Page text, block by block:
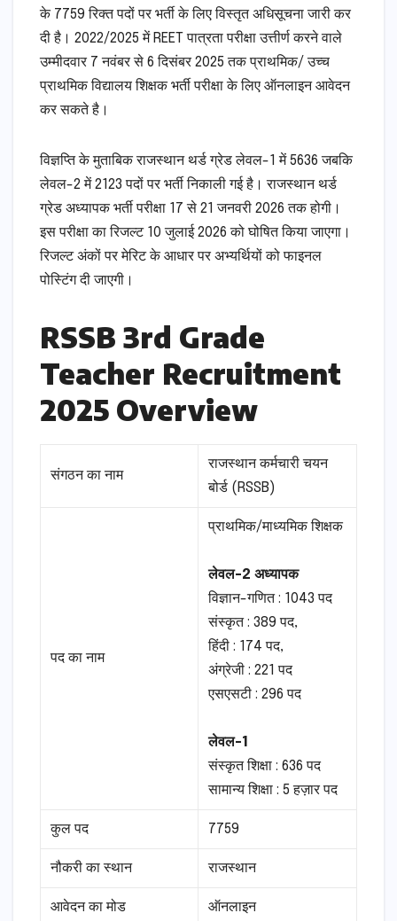
के 7759 रिक्त पदों पर भर्ती के लिए विस्तृत अधिसूचना जारी कर
दी है। 2022/2025 में REET पात्रता परीक्षा उत्तीर्ण करने वाले
उम्मीदवार 7 नवंबर से 6 दिसंबर 2025 तक प्राथमिक/ उच्च
प्राथमिक विद्यालय शिक्षक भर्ती परीक्षा के लिए ऑनलाइन आवेदन
कर सकते है।
विज्ञप्ति के मुताबिक राजस्थान थर्ड ग्रेड लेवल-1 में 5636 जबकि
लेवल-2 में 2123 पदों पर भर्ती निकाली गई है। राजस्थान थर्ड
ग्रेड अध्यापक भर्ती परीक्षा 17 से 21 जनवरी 2026 तक होगी।
इस परीक्षा का रिजल्ट 10 जुलाई 2026 को घोषित किया जाएगा।
रिजल्ट अंकों पर मेरिट के आधार पर अभ्यर्थियों को फाइनल
पोस्टिंग दी जाएगी।
RSSB 3rd Grade
Teacher Recruitment
2025 Overview
संगठन का नाम
राजस्थान कर्मचारी चयन
बोर्ड (RSSB)
पद का नाम
प्राथमिक/माध्यमिक शिक्षक
लेवल-2 अध्यापक
विज्ञान-गणित : 1043 पद
संस्कृत : 389 पद,
हिंदी : 174 पद,
अंग्रेजी : 221 पद
एसएसटी : 296 पद
लेवल-1
संस्कृत शिक्षा : 636 पद
सामान्य शिक्षा : 5 हज़ार पद
कुल पद 7759
नौकरी का स्थान राजस्थान
आवेदन का मोड ऑनलाइन